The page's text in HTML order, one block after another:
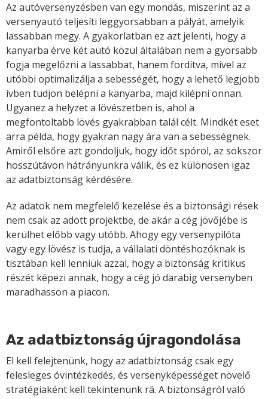
Az autóversenyzésben van egy mondás, miszerint az a
versenyautó teljesíti leggyorsabban a pályát, amelyik
lassabban megy. A gyakorlatban ez azt jelenti, hogy a
kanyarba érve két autó közül általában nem a gyorsabb
fogja megelőzni a lassabbat, hanem fordítva, mivel az
utóbbi optimalizálja a sebességét, hogy a lehető legjobb
ívben tudjon belépni a kanyarba, majd kilépni onnan.
Ugyanez a helyzet a lövészetben is, ahol a
megfontoltabb lövés gyakrabban talál célt. Mindkét eset
arra példa, hogy gyakran nagy ára van a sebességnek.
Amiről elsőre azt gondoljuk, hogy időt spórol, az sokszor
hosszútávon hátrányunkra válik, és ez különösen igaz
az adatbiztonság kérdésére.
Az adatok nem megfelelő kezelése és a biztonsági rések
nem csak az adott projektbe, de akár a cég jövőjébe is
kerülhet előbb vagy utóbb. Ahogy egy versenypilóta
vagy egy lövész is tudja, a vállalati döntéshozóknak is
tisztában kell lenniük azzal, hogy a biztonság kritikus
részét képezi annak, hogy a cég jó darabig versenyben
maradhasson a piacon.
Az adatbiztonság újragondolása
El kell felejtenünk, hogy az adatbiztonság csak egy
felesleges óvintézkedés, és versenyképességet növelő
stratégiaként kell tekintenünk rá. A biztonságról való